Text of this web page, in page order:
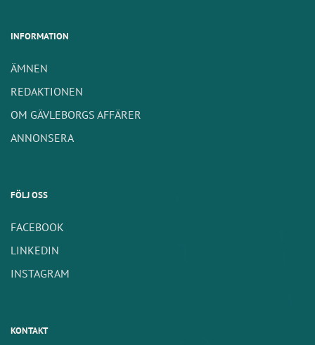
INFORMATION
ÄMNEN
REDAKTIONEN
OM GÄVLEBORGS AFFÄRER
ANNONSERA
FÖLJ OSS
FACEBOOK
LINKEDIN
INSTAGRAM
KONTAKT